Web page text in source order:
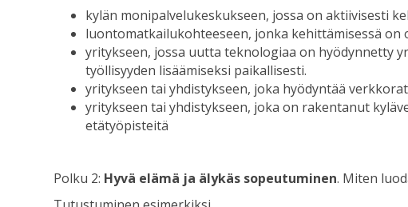
kylän monipalvelukeskukseen, jossa on aktiivisesti
luontomatkailukohteeseen, jonka kehittämisessä
yritykseen, jossa uutta teknologiaa on hyödynnetty
työllisyyden lisäämiseksi paikallisesti.
yritykseen tai yhdistykseen, joka hyödyntää
yritykseen tai yhdistykseen, joka on rakentanut
etätyöpisteitä
Polku 2: Hyvä elämä ja älykäs sopeutuminen. Miten